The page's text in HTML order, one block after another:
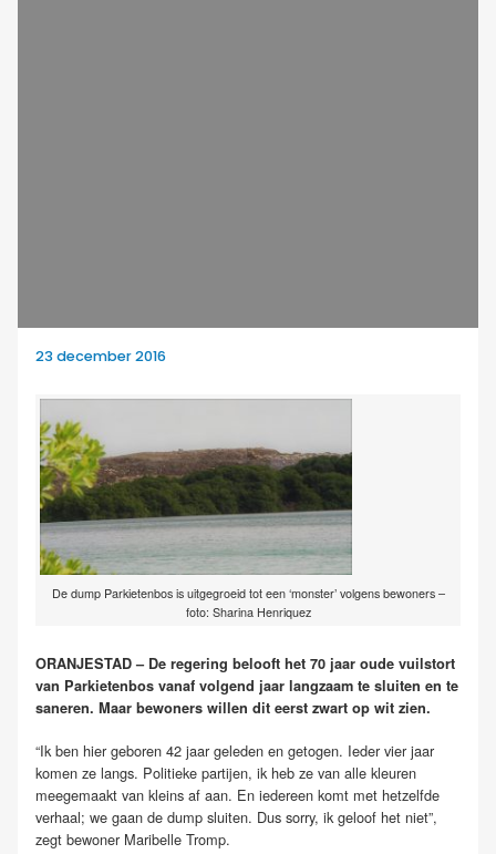
23 december 2016
De dump Parkietenbos is uitgegroeid tot een ‘monster’ volgens bewoners –
foto: Sharina Henriquez
ORANJESTAD – De regering belooft het 70 jaar oude vuilstort
van Parkietenbos vanaf volgend jaar langzaam te sluiten en te
saneren. Maar bewoners willen dit eerst zwart op wit zien.
“Ik ben hier geboren 42 jaar geleden en getogen. Ieder vier jaar
komen ze langs. Politieke partijen, ik heb ze van alle kleuren
meegemaakt van kleins af aan. En iedereen komt met hetzelfde
verhaal; we gaan de dump sluiten. Dus sorry, ik geloof het niet”,
zegt bewoner Maribelle Tromp.